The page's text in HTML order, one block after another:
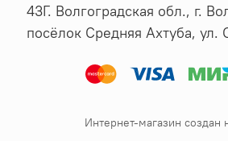
43Г. Волгоградская обл., г.
посёлок Средняя Ахтуба, ул.
Интернет-магазин создан